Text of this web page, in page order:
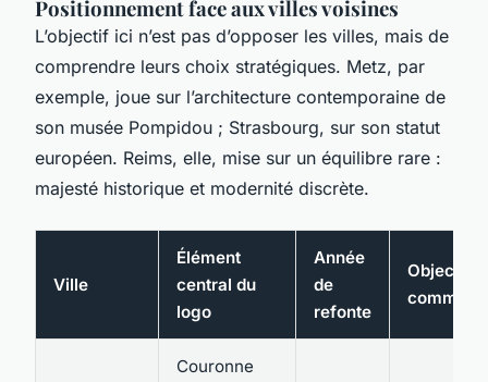
Positionnement face aux villes voisines
L’objectif ici n’est pas d’opposer les villes, mais de
comprendre leurs choix stratégiques. Metz, par
exemple, joue sur l’architecture contemporaine de
son musée Pompidou ; Strasbourg, sur son statut
européen. Reims, elle, mise sur un équilibre rare :
majesté historique et modernité discrète.
Ville
Élément
central du
logo
Année
de
refonte
Objectif
Couronne